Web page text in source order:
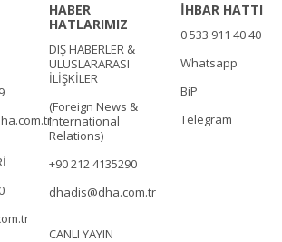
HABER
HATLARIMIZ
DIŞ HABERLER &
ULUSLARARASI
İLİŞKİLER
(Foreign News &
International
Relations)
+90 212 4135290
dhadis@dha.com.tr
CANLI YAYIN
İHBAR HATTI
0 533 911 40 40
Whatsapp
BiP
Telegram